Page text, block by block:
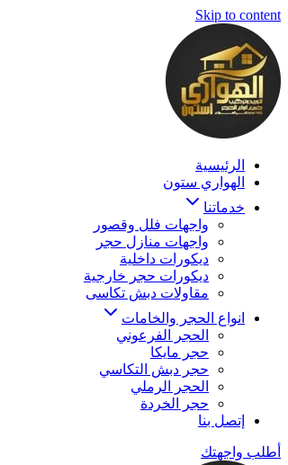
Skip to content
الرئيسية
الهواري ستون
خدماتنا
واجهات فلل وقصور
واجهات منازل حجر
ديكورات داخلية
ديكورات حجر خارجية
مقاولات دبش تكاسى
انواع الحجر والخامات
الحجر الفرعوني
حجر مايكا
حجر دبش التكاسي
الحجر الرملي
حجر الخردة
إتصل بنا
أطلب واجهتك